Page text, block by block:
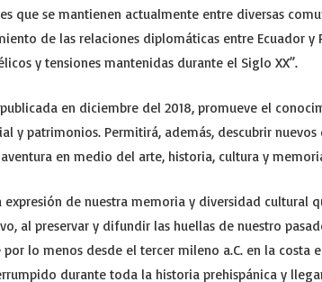
que se mantienen actualmente entre diversas
de las relaciones diplomáticas entre Ecuador y
y tensiones mantenidas durante el Siglo XX”.
en diciembre del 2018, promueve el
y patrimonios. Permitirá, además, descubrir nuevos
en medio del arte, historia, cultura y
expresión de nuestra memoria y diversidad cultural
al preservar y difundir las huellas de nuestro
por lo menos desde el tercer mileno a.C. en la costa
durante toda la historia prehispánica y